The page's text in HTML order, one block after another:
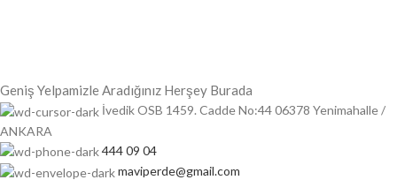
Geniş Yelpamizle Aradığınız Herşey Burada
İvedik OSB 1459. Cadde No:44 06378 Yenimahalle /
ANKARA
444 09 04
maviperde@gmail.com